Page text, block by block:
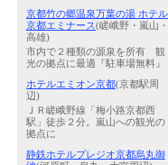
京都竹の郷温泉万葉の湯 ホテル
京都エミナース(嵯峨野・嵐山・
高雄)
市内で２種類の源泉を所有 観
光の拠点に最適『駐車場無料』
ホテルエミオン京都(京都駅周
辺)
ＪＲ嵯峨野線「梅小路京都西
駅」徒歩２分。嵐山への観光の
拠点に
静鉄ホテルプレジオ京都烏丸御